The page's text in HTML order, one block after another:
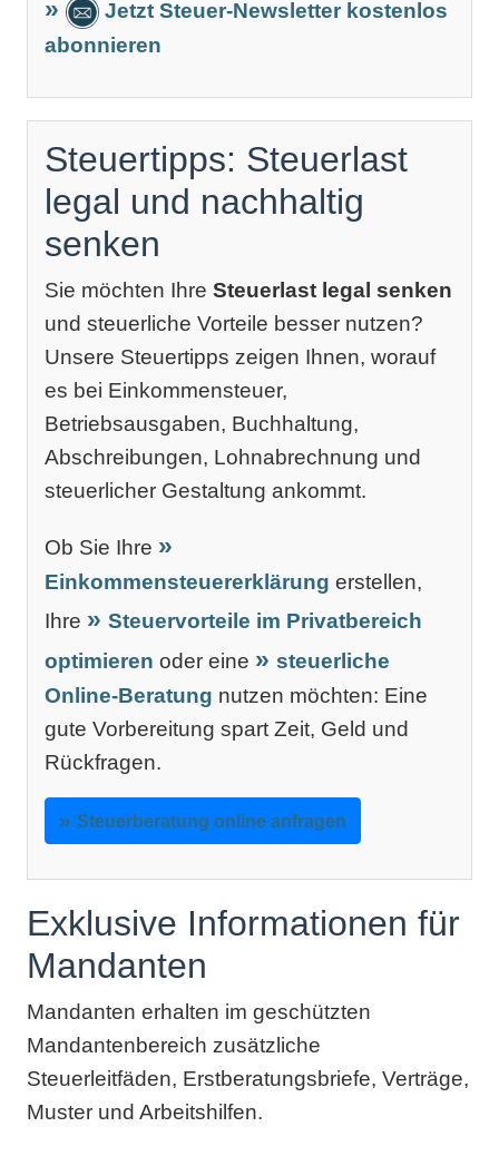
Jetzt Steuer-Newsletter kostenlos
abonnieren
Steuertipps: Steuerlast
legal und nachhaltig
senken
Sie möchten Ihre Steuerlast legal senken
und steuerliche Vorteile besser nutzen?
Unsere Steuertipps zeigen Ihnen, worauf
es bei Einkommensteuer,
Betriebsausgaben, Buchhaltung,
Abschreibungen, Lohnabrechnung und
steuerlicher Gestaltung ankommt.
Ob Sie Ihre
Einkommensteuererklärung erstellen,
Ihre
Steuervorteile im Privatbereich
optimieren oder eine
steuerliche
Online-Beratung nutzen möchten: Eine
gute Vorbereitung spart Zeit, Geld und
Rückfragen.
Steuerberatung online anfragen
Exklusive Informationen für
Mandanten
Mandanten erhalten im geschützten
Mandantenbereich zusätzliche
Steuerleitfäden, Erstberatungsbriefe, Verträge,
Muster und Arbeitshilfen.